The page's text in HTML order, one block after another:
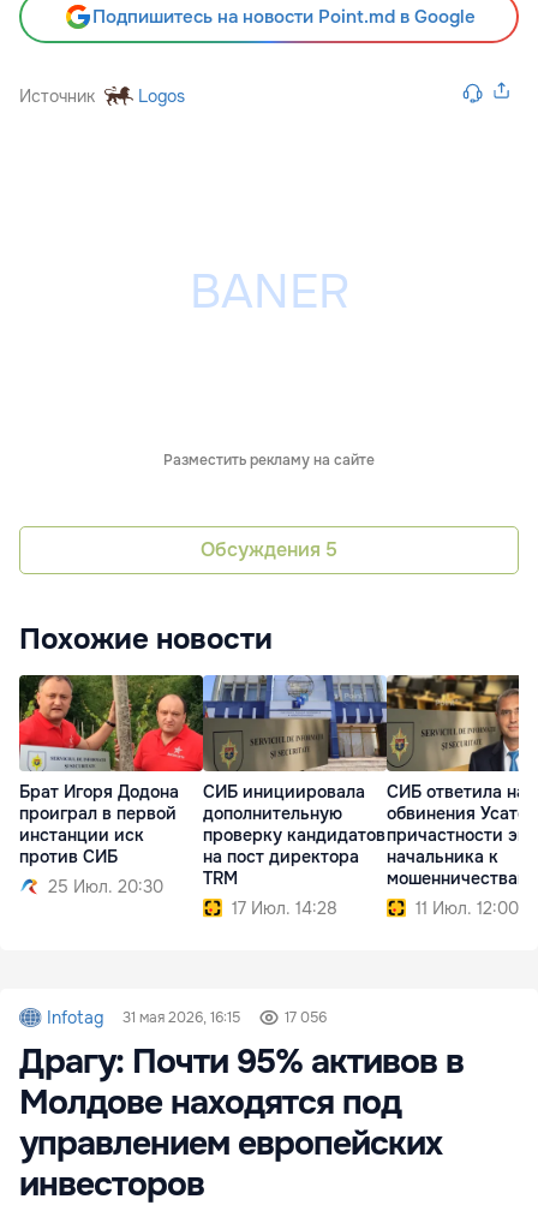
Подпишитесь на новости Point.md в Google
Источник Logos
Разместить рекламу на сайте
Обсуждения 5
Похожие новости
Брат Игоря Додона
проиграл в первой
инстанции иск
против СИБ
25 Июл. 20:30
СИБ инициировала
дополнительную
проверку кандидатов
на пост директора
TRM
17 Июл. 14:28
СИБ ответила на
обвинения
причастности
начальника к
мошенничествам
11 Июл. 12:00
Infotag 31 мая 2026, 16:15 17 056
Драгу: Почти 95% активов в
Молдове находятся под
управлением европейских
инвесторов